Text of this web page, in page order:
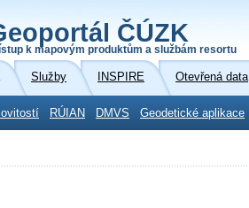
ČÚZK
k mapovým produktům a službám resortu
Služby INSPIRE Otevřená data
RÚIAN DMVS Geodetické aplikace